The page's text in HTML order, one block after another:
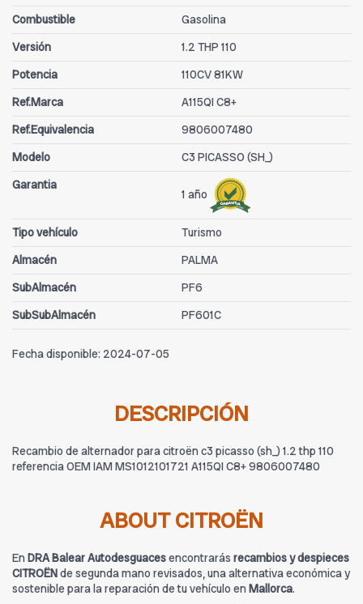
Combustible
Gasolina
Versión
1.2 THP 110
Potencia
110CV 81KW
Ref.Marca
A115QI C8+
Ref.Equivalencia
9806007480
Modelo
C3 PICASSO (SH_)
Garantia
1 año
Tipo vehículo
Turismo
Almacén
PALMA
SubAlmacén
PF6
SubSubAlmacén
PF601C
Fecha disponible: 2024-07-05
DESCRIPCIÓN
Recambio de alternador para citroën c3 picasso (sh_) 1.2 thp 110
referencia OEM IAM MS1012101721 A115QI C8+ 9806007480
ABOUT CITROËN
En DRA Balear Autodesguacesencontrarás recambios y despieces
CITROËNde segunda mano revisados, una alternativa económica y
sostenible para la reparación de tu vehículo en Mallorca.